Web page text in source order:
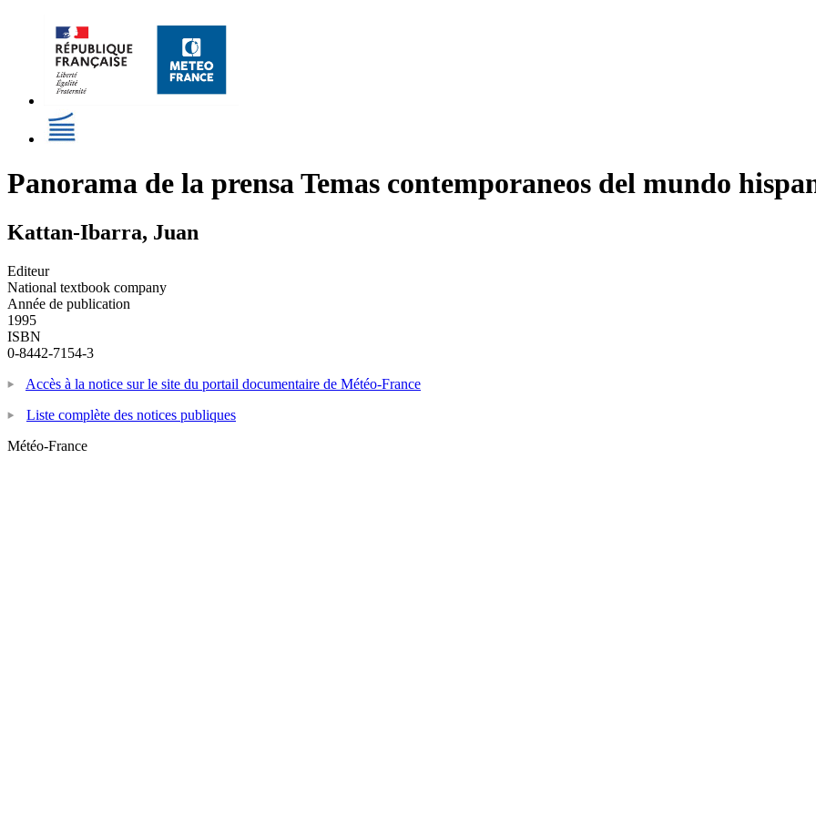
Panorama de la prensa Temas contemporaneos del mundo
Kattan-Ibarra, Juan
Editeur
National textbook company
Année de publication
1995
ISBN
0-8442-7154-3
Accès à la notice sur le site du portail documentaire de Météo-France
Liste complète des notices publiques
Météo-France